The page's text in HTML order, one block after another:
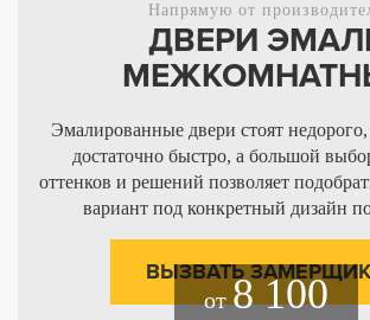
Напрямую от
ДВЕРИ
Эмалированные двери стоят
достаточно быстро, а большой
оттенков и решений позволяет
вариант под конкретный дизайн
ВЫЗВАТЬ
от8 100